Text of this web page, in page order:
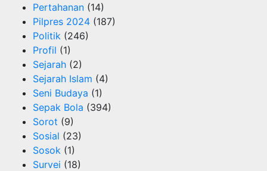
Pertahanan (14)
Pilpres 2024 (187)
Politik (246)
Profil (1)
Sejarah (2)
Sejarah Islam (4)
Seni Budaya (1)
Sepak Bola (394)
Sorot (9)
Sosial (23)
Sosok (1)
Survei (18)